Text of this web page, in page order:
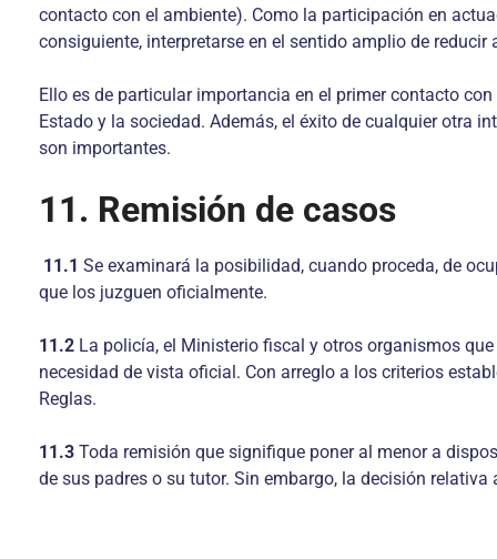
contacto con el ambiente). Como la participación en
consiguiente, interpretarse en el sentido amplio de
Ello es de particular importancia en el primer contacto
Estado y la sociedad. Además, el éxito de cualquier otra
son importantes.
11. Remisión de casos
11.1 Se examinará la posibilidad, cuando proceda, de
que los juzguen oficialmente.
11.2 La policía, el Ministerio fiscal y otros organismos
necesidad de vista oficial. Con arreglo a los criterios
Reglas.
11.3 Toda remisión que signifique poner al menor a
de sus padres o su tutor. Sin embargo, la decisión